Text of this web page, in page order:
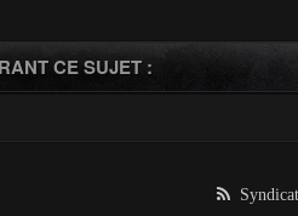
CE SUJET :